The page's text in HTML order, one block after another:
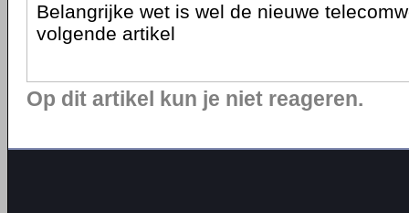
Belangrijke wet is wel de nieuwe
volgende artikel
Op dit artikel kun je niet reageren.